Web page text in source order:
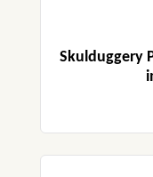
Skulduggery